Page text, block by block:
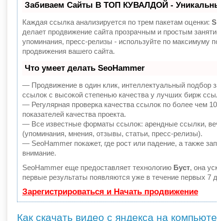
Забиваем Сайты В ТОП КУВАЛДОЙ -
Каждая ссылка анализируется по трем пакетам оценки:
делает продвижение сайта прозрачным и простым
упоминания, пресс-релизы - используйте по максимуму
продвижения вашего сайта.
Что умеет делать SeoHammer
— Продвижение в один клик, интеллектуальный подбор
ссылок с высокой степенью качества у лучших бирж
— Регулярная проверка качества ссылок по более чем
показателей качества проекта.
— Все известные форматы ссылок: арендные ссылки,
(упоминания, мнения, отзывы, статьи, пресс-релизы).
— SeoHammer покажет, где рост или падение, а также
внимание.
SeoHammer еще предоставляет технологию Буст, она
первые результаты появляются уже в течение первых 7
Зарегистрироваться и Начать продвижение
Как скачать видео с яндекса на